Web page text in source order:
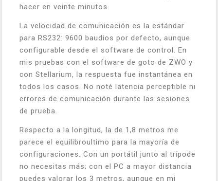
hacer en veinte minutos.
La velocidad de comunicación es la estándar
para RS232: 9600 baudios por defecto, aunque
configurable desde el software de control. En
mis pruebas con el software de goto de ZWO y
con Stellarium, la respuesta fue instantánea en
todos los casos. No noté latencia perceptible ni
errores de comunicación durante las sesiones
de prueba.
Respecto a la longitud, la de 1,8 metros me
parece el equilibroultimo para la mayoría de
configuraciones. Con un portátil junto al trípode
no necesitas más; con el PC a mayor distancia
puedes valorar los 3 metros, aunque en mi